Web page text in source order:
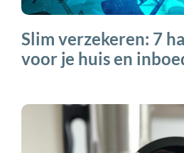
Slim verzekeren: 7
voor je huis en